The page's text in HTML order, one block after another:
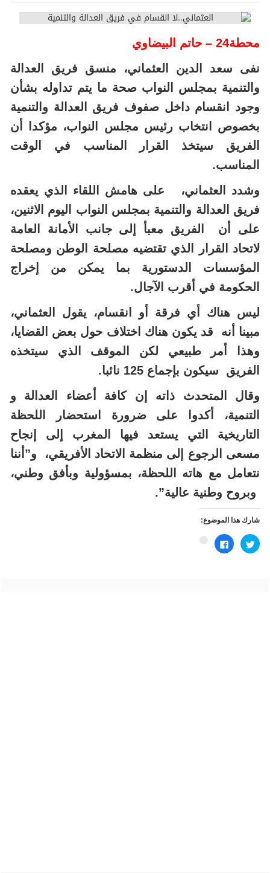
محطة24 – حاتم البيضاوي
نفى سعد الدين العثماني، منسق فريق العدالة
والتنمية بمجلس النواب صحة ما يتم تداوله بشأن
وجود انقسام داخل صفوف فريق العدالة والتنمية
بخصوص انتخاب رئيس مجلس النواب، مؤكدا أن
الفريق سيتخذ القرار المناسب في الوقت
المناسب.
وشدد العثماني، على هامش اللقاء الذي يعقده
فريق العدالة والتنمية بمجلس النواب اليوم الاثنين،
على أن الفريق معبأ إلى جانب الأمانة العامة
لاتحاد القرار الذي تقتضيه مصلحة الوطن ومصلحة
المؤسسات الدستورية بما يمكن من إخراج
الحكومة في أقرب الآجال.
ليس هناك أي فرقة أو انقسام، يقول العثماني،
مبينا أنه قد يكون هناك اختلاف حول بعض القضايا،
وهذا أمر طبيعي لكن الموقف الذي سيتخذه
الفريق سيكون بإجماع 125 نائبا.
وقال المتحدث ذاته إن كافة أعضاء العدالة و
التنمية، أكدوا على ضرورة استحضار اللحظة
التاريخية التي يستعد فيها المغرب إلى إنجاح
مسعى الرجوع إلى منظمة الاتحاد الأفريقي، و”أننا
نتعامل مع هاته اللحظة، بمسؤولية وبأفق وطني،
وبروح وطنية عالية”.
شارك هذا الموضوع:
اضغط
للمشاركة
على
انقر
للمشاركة
على